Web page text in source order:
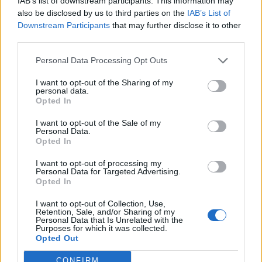
also be disclosed by us to third parties on the IAB’s List of
Downstream Participants that may further disclose it to other
Personal Data Processing Opt Outs
I want to opt-out of the Sharing of my
personal data.
Opted In
I want to opt-out of the Sale of my
Personal Data.
Opted In
I want to opt-out of processing my
Personal Data for Targeted Advertising.
Opted In
I want to opt-out of Collection, Use,
Retention, Sale, and/or Sharing of my
Personal Data that Is Unrelated with the
Purposes for which it was collected.
Opted Out
la sento come responsabilità. Spero di portare
in alto la nostra bandiera e vincere questo
trofeo, specialmente dopo il colpo del
Mondiale. In questi giorni sto pensando
di Champions. La giocavo spesso alla Play.
Paura nessuna, è una partita secca e può
succedere tutto: loro l’hanno vinta l’anno
scorso, magari abbiamo più voglia noi».
E voglia di tornare in Italia?
«Prima o poi credo che tornerò, come si sta
da noi non si sta da nessuna parte e ho un
conto in sospeso. Però ora sto benissimo qua
e non vedo l’ora di continuare a vincere».